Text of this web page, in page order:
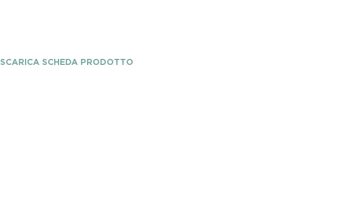
SCARICA SCHEDA PRODOTTO